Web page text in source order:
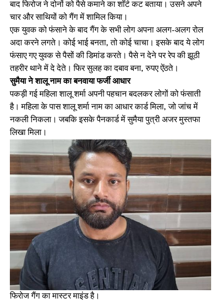
बाद फिरोज ने दोनों को पैसे कमाने का शॉर्ट कट बताया। उसने अपने
चार और साथियों को गैंग में शामिल किया।
एक युवक को फंसाने के बाद गैंग के सभी लोग अपना अलग-अलग रोल
अदा करने लगते। कोई भाई बनता, तो कोई चाचा। इसके बाद ये लोग
फंसाए गए युवक से पैसों की डिमांड करते। पैसे न देने पर रेप की झूठी
तहरीर थाने में दे देते। फिर सुलह का दबाव बना, रुपए ऐंठते।
सुमैया ने शालू नाम का बनवाया फर्जी आधार
पकड़ी गई महिला शालू शर्मा अपनी पहचान बदलकर लोगों को फंसाती
है। महिला के पास शालू शर्मा नाम का आधार कार्ड मिला, जो जांच में
नकली निकला। जबकि इसके पैनकार्ड में सुमैया पुत्री अजर मुस्तफा
लिखा मिला।
फिरोज गैंग का मास्टर माइंड है।